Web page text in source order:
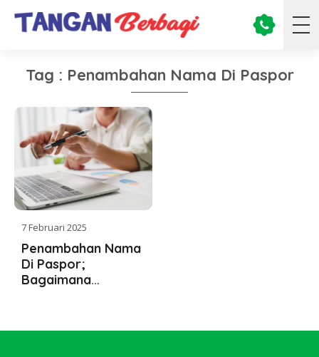
Tag : Penambahan Nama Di Paspor
7 Februari 2025
Penambahan Nama
Di Paspor;
Bagaimana